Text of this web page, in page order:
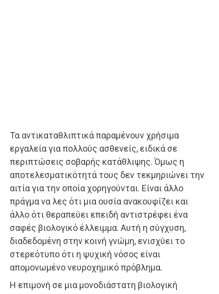
Τα αντικαταθλιπτικά παραμένουν χρήσιμα
εργαλεία για πολλούς ασθενείς, ειδικά σε
περιπτώσεις σοβαρής κατάθλιψης. Όμως η
αποτελεσματικότητά τους δεν τεκμηριώνει την
αιτία για την οποία χορηγούνται. Είναι άλλο
πράγμα να λες ότι μια ουσία ανακουφίζει και
άλλο ότι θεραπεύει επειδή αντιστρέφει ένα
σαφές βιολογικό έλλειμμα. Αυτή η σύγχυση,
διαδεδομένη στην κοινή γνώμη, ενισχύει το
στερεότυπο ότι η ψυχική νόσος είναι
απομονωμένο νευροχημικό πρόβλημα.
Η επιμονή σε μια μονοδιάστατη βιολογική